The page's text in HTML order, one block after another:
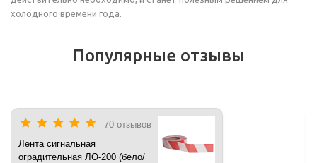
холодного времени года.
Популярные отзывы
70 отзывов
Лента сигнальная
оградительная ЛО-200 (бело/